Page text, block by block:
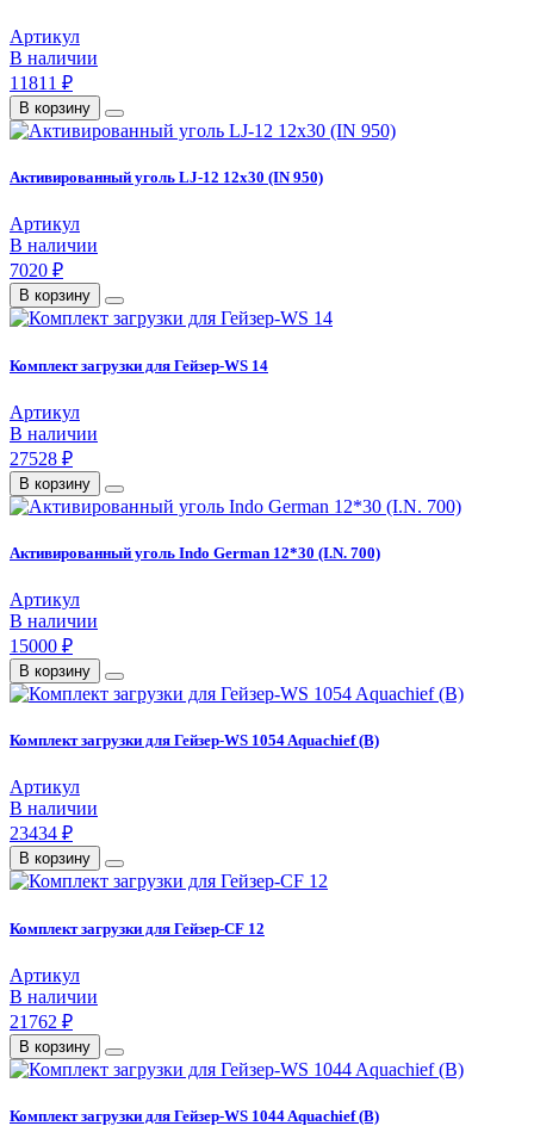
Артикул
В наличии
11811 ₽
В корзину
Активированный уголь LJ-12 12x30 (IN 950)
Артикул
В наличии
7020 ₽
В корзину
Комплект загрузки для Гейзер-WS 14
Артикул
В наличии
27528 ₽
В корзину
Активированный уголь Indo German 12*30 (I.N. 700)
Артикул
В наличии
15000 ₽
В корзину
Комплект загрузки для Гейзер-WS 1054 Aquachief (B)
Артикул
В наличии
23434 ₽
В корзину
Комплект загрузки для Гейзер-CF 12
Артикул
В наличии
21762 ₽
В корзину
Комплект загрузки для Гейзер-WS 1044 Aquachief (B)